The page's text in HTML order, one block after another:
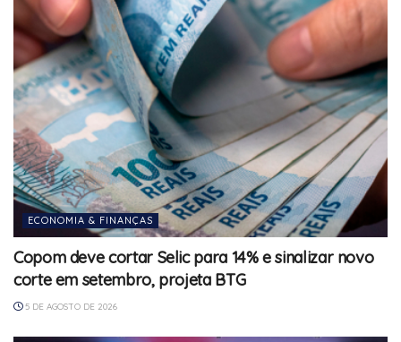
ECONOMIA & FINANÇAS
Copom deve cortar Selic para 14% e sinalizar novo
corte em setembro, projeta BTG
5 DE AGOSTO DE 2026